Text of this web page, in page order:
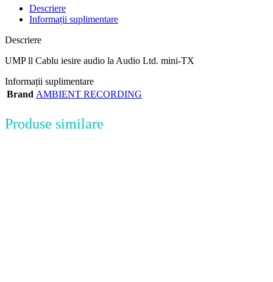
Descriere
Informații suplimentare
Descriere
UMP ll Cablu iesire audio la Audio Ltd. mini-TX
Informații suplimentare
Brand AMBIENT RECORDING
Produse similare